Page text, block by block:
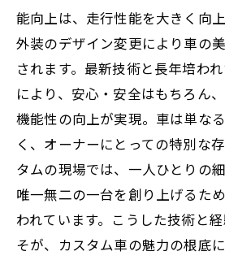
能向上は、走行性能を大きく向
外装のデザイン変更により車の
されます。最新技術と長年培わ
により、安心・安全はもちろん
機能性の向上が実現。車は単な
く、オーナーにとっての特別な
タムの現場では、一人ひとりの
唯一無二の一台を創り上げるた
われています。こうした技術と
そが、カスタム車の魅力の根底に